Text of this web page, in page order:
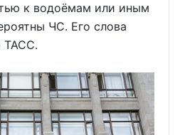
к водоёмам или иным
ЧС. Его слова
ТАСС.